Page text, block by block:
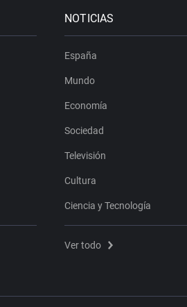
NOTICIAS
España
Mundo
Economía
Sociedad
Televisión
Cultura
Ciencia y Tecnología
Ver todo